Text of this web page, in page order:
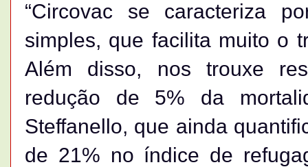
“Circovac se caracteriza
simples, que facilita muito o
Além disso, nos trouxe
redução de 5% da
Steffanello, que ainda
de 21% no índice de